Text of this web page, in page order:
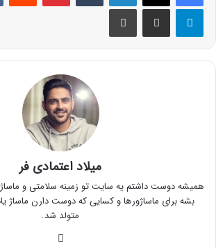
تلگرام اشتراک گذاری از طریق ایمیل چاپ
میلاد اعتمادی فر
همیشه دوست داشتم یه سایت تو زمینه سلامتی و
بشه برای ماساژورها و کسایی که دوست دارن ماساژ
متولد شد.